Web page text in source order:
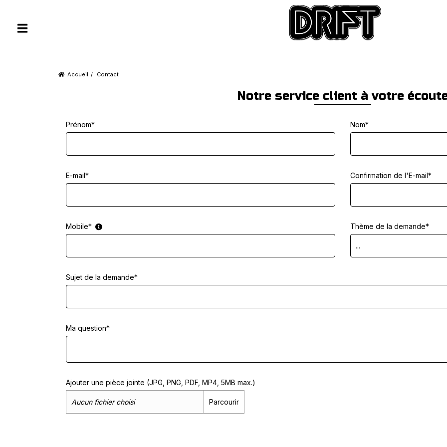
Accueil Contact
Notre service client à votre
Prénom* Nom*
E-mail* Confirmation de l'E-mail*
Mobile* Thème de la demande*
...
Sujet de la demande*
Ma question*
Ajouter une pièce jointe (JPG, PNG, PDF, MP4, 5MB max.)
Aucun fichier choisi Parcourir